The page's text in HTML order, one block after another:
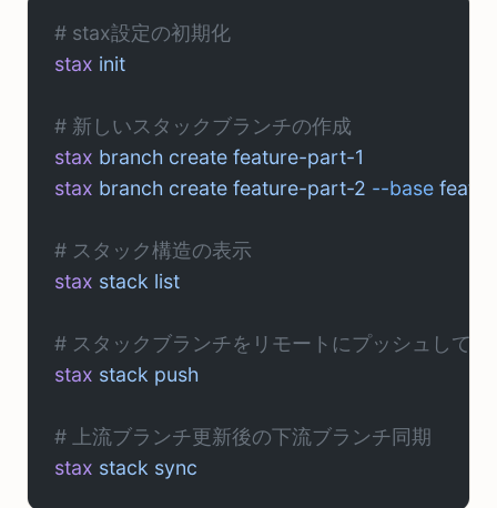
# stax設定の初期化
stax init
# 新しいスタックブランチの作成
stax branch create feature-part-1
stax branch create feature-part-2 --base
# スタック構造の表示
stax stack list
# スタックブランチをリモートにプッシュして
stax stack push
# 上流ブランチ更新後の下流ブランチ同期
stax stack sync